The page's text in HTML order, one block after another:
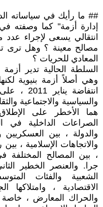
## ما رأيك في سياساته
إدارة أزمة" كما وصفته
انتقالي يسعى لإجراء
مصالح معينة ؟ وهل ترى
المعادي للحريات ؟
السلطة الحالية تدير
وهي أصلاً أزمة بنيوية
انتفاضة
والسياسية والاجتماعية
هما الأخطر على
الصراعات الداخلية في
والدولة ، بين العسكريين
والاتجاهات الإسلامية ،
، بين المصالح المختلفة
جرا. والعنصر الخطير
الشعبية والفئات
الاقتصادية ، وامتلاكها
والحراك المعارض ،